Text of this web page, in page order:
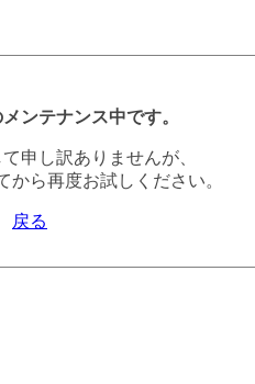
ンテナンス中です。
申し訳ありませんが、
から再度お試しください。
戻る